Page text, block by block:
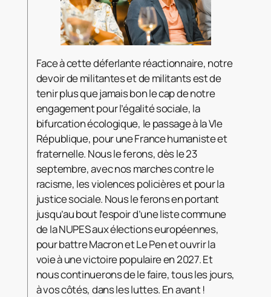
Face à cette déferlante réactionnaire, notre
devoir de militantes et de militants est de
tenir plus que jamais bon le cap de notre
engagement pour l’égalité sociale, la
bifurcation écologique, le passage à la VIe
République, pour une France humaniste et
fraternelle. Nous le ferons, dès le 23
septembre, avec nos marches contre le
racisme, les violences policières et pour la
justice sociale. Nous le ferons en portant
jusqu’au bout l’espoir d’une liste commune
de la NUPES aux élections européennes,
pour battre Macron et Le Pen et ouvrir la
voie à une victoire populaire en 2027. Et
nous continuerons de le faire, tous les jours,
à vos côtés, dans les luttes. En avant !